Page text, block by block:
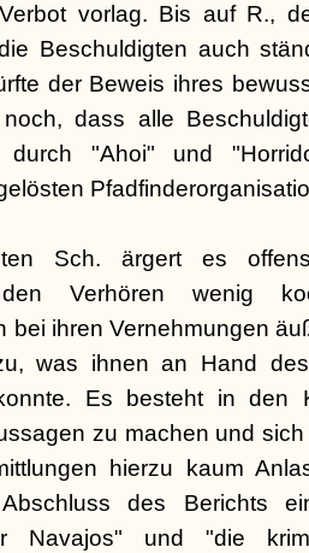
vorlag. Bis auf R.,
Beschuldigten auch
der Beweis ihres
dass alle
durch "Ahoi" und
Sch. ärgert es
Verhören wenig
bei ihren Vernehmungen
was ihnen an Hand des
Es besteht in den
zu machen und
hierzu kaum
des Berichts
Navajos" und "die